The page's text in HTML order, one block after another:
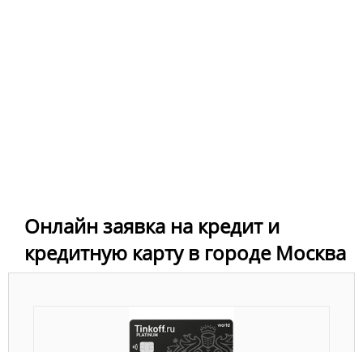
Онлайн заявка на кредит и
кредитную карту в городе Москва